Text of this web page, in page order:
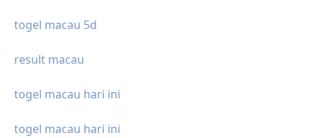
togel macau 5d
result macau
togel macau hari ini
togel macau hari ini